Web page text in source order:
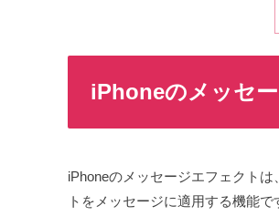
iPhoneのメッセ
iPhoneのメッセージエフェクト
トをメッセージに適用する機能